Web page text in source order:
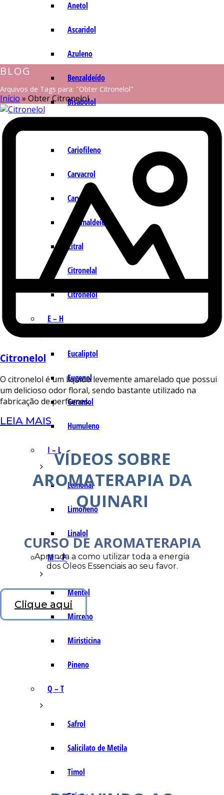
Anetol
Ascaridol
Azuleno
Benzaldeído
Bisabolol
Cariofileno
Carvacrol
Carvona
Cinamaldeído
Citral
Citronelal
Citronelol
E – H
Eucaliptol
Eugenol
Geraniol
Humuleno
I – L
Lemonal
Limoneno
Linalol
M – P
Mentol
Mirceno
Miristicina
Pineno
Q – T
Safrol
Salicilato de Metila
Timol
BLOG
Arquivos de Tags para: "Obter Citronelol"
Início » Obter Citronelol
Citronelol
O citronelol é um líquido levemente amarelado que possui
um delicioso odor floral, sendo bastante utilizado na
fabricação de perfumes.
LEIA MAIS
VÍDEOS SOBRE
AROMATERAPIA DA
QUINARI
CURSO DE AROMATERAPIA
Aprenda a como utilizar toda a energia
dos Óleos Essenciais ao seu favor.
Clique aqui